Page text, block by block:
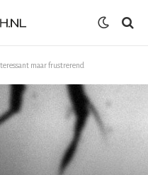
maar frustrerend